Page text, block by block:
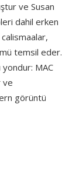
ve Susan
dahil erken
temsil eder.
yondur: MAC
ve
görüntü